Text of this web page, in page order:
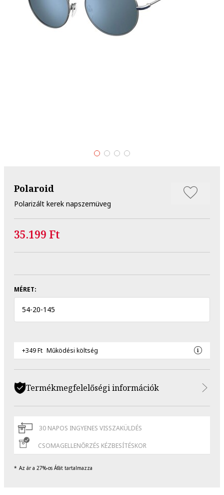
Polaroid
Polarizált kerek napszemüveg
35.199 Ft
MÉRET:
54-20-145
+349 Ft Működési költség
Termékmegfelelőségi információk
30 NAPOS INGYENES VISSZAKÜLDÉS
CSOMAGELLENŐRZÉS KÉZBESÍTÉSKOR
Az ár a 27%-os Áfát tartalmazza